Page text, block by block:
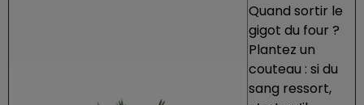
Quand sortir le
gigot du four ?
Plantez un
couteau : si du
sang ressort,